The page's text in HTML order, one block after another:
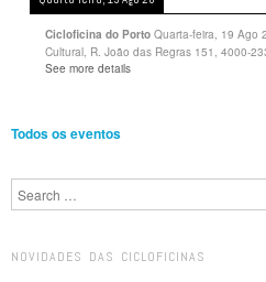
Cicloficina do Porto Quarta-feira, 19 Ago
Cultural, R. João das Regras 151, 4000-
See more details
Todos os eventos
Search
NOVIDADES DAS CICLOFICINAS